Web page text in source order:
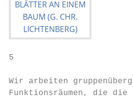
5
Wir arbeiten
Funktionsräumen, die die